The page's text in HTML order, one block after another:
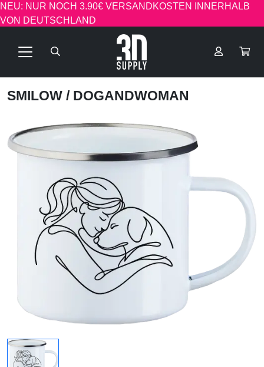
NEU: NUR NOCH 3.90€ VERSANDKOSTEN INNERHALB
VON DEUTSCHLAND
SMILOW / DOGANDWOMAN